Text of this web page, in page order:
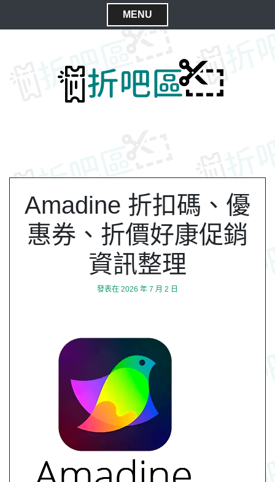
MENU
C
Amadine 折扣碼、優
惠券、折價好康促銷
資訊整理
發表在 2026 年 7 月 2 日